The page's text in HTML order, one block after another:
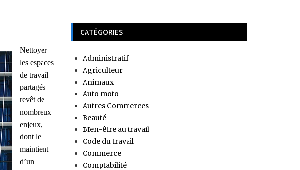
Nettoyer
les espaces
de travail
partagés
revêt de
nombreux
enjeux,
dont le
maintient
d’un
CATÉGORIES
Administratif
Agriculteur
Animaux
Auto moto
Autres Commerces
Beauté
BIen-être au travail
Code du travail
Commerce
Comptabilité